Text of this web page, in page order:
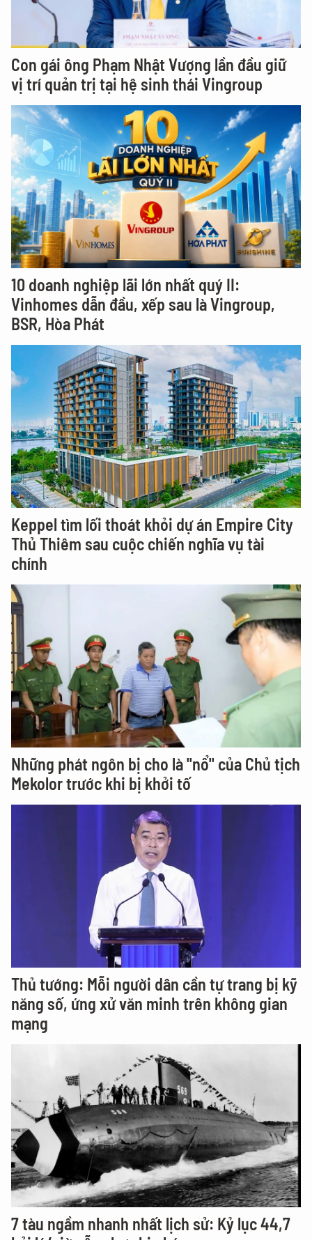
Con gái ông Phạm Nhật Vượng lần đầu giữ
vị trí quản trị tại hệ sinh thái Vingroup
10 doanh nghiệp lãi lớn nhất quý II:
Vinhomes dẫn đầu, xếp sau là Vingroup,
BSR, Hòa Phát
Keppel tìm lối thoát khỏi dự án Empire City
Thủ Thiêm sau cuộc chiến nghĩa vụ tài
chính
Những phát ngôn bị cho là "nổ" của Chủ tịch
Mekolor trước khi bị khởi tố
Thủ tướng: Mỗi người dân cần tự trang bị kỹ
năng số, ứng xử văn minh trên không gian
mạng
7 tàu ngầm nhanh nhất lịch sử: Kỷ lục 44,7